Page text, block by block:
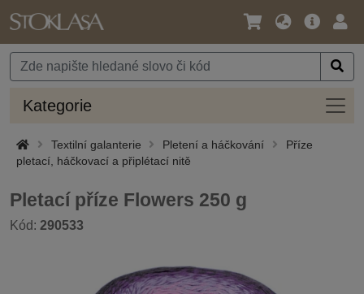
Jazyk
Měna
Hlavní
Kategorie
Textilní galanterie Pletení a háčkování
Příze
pletací, háčkovací a připlétací nitě
Pletací příze Flowers 250 g
Kód: 290533